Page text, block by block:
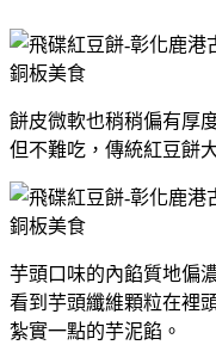
餅皮微軟也稍稍偏有厚
但不難吃，傳統紅豆餅
芋頭口味的內餡質地偏
看到芋頭纖維顆粒在裡
紮實一點的芋泥餡。